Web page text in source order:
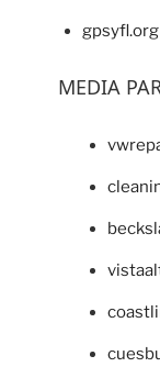
gpsyfl.org
MEDIA